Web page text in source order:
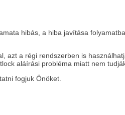
hibás, a hiba javítása
azt a régi rendszerben is
aláírási probléma miatt nem
fogjuk Önöket.